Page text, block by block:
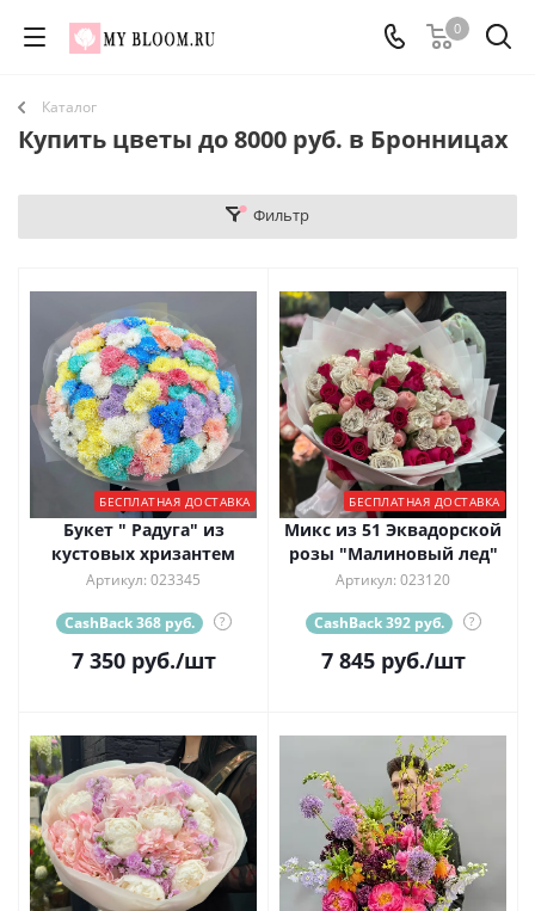
0
Каталог
Купить цветы до 8000 руб. в Бронницах
Фильтр
БЕСПЛАТНАЯ ДОСТАВКА
Букет " Радуга" из
кустовых хризантем
Артикул: 023345
CashBack 368 руб. ?
7 350руб./шт
БЕСПЛАТНАЯ ДОСТАВКА
Микс из 51 Эквадорской
розы "Малиновый лед"
Артикул: 023120
CashBack 392 руб. ?
7 845руб./шт